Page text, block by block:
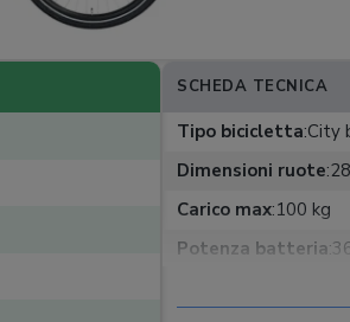
SCHEDA TECNICA
Tipo bicicletta:City
Dimensioni ruote:
Carico max:100 kg
Potenza batteria: